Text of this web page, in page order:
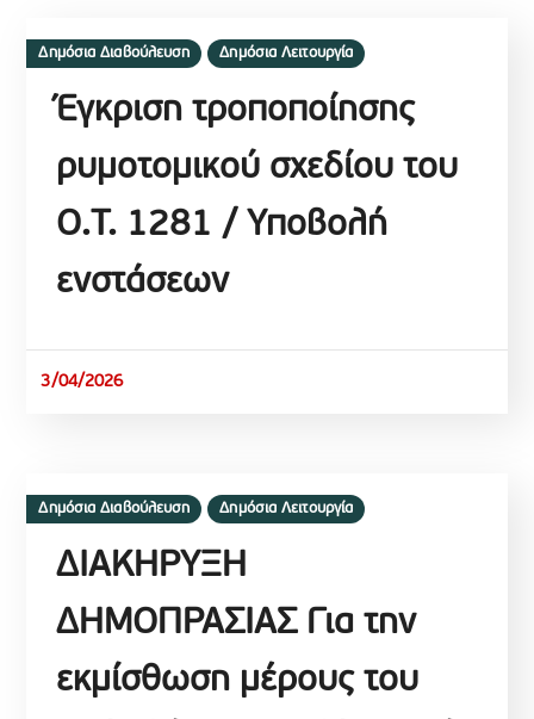
Δημόσια Διαβούλευση Δημόσια Λειτουργία
Έγκριση τροποποίησης
ρυμοτομικού σχεδίου του
Ο.Τ. 1281 / Υποβολή
ενστάσεων
3/04/2026
Δημόσια Διαβούλευση Δημόσια Λειτουργία
ΔΙΑΚΗΡΥΞΗ
ΔΗΜΟΠΡΑΣΙΑΣ Για την
εκμίσθωση μέρους του